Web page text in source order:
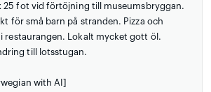
25 fot vid förtöjning till museumsbryggan.
för små barn på stranden. Pizza och
restaurangen. Lokalt mycket gott öl.
till lotsstugan.
with AI]